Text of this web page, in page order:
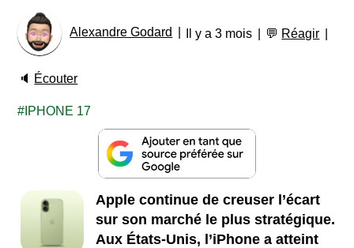
Alexandre Godard Il y a 3 mois 💬 Réagir
🔈 Écouter
IPHONE 17
Apple continue de creuser l’écart
sur son marché le plus stratégique.
Aux États-Unis, l’iPhone a atteint